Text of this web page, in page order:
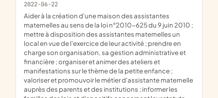
2022-06-22
aider à la création d'une maison des assistantes
maternelles au sens de la loi n°2010-625 du 9 juin 2010 ;
mettre à disposition des assistantes maternelles un
local en vue de l'exercice de leur activité ; prendre en
charge son organisation, sa gestion administrative et
financière ; organiser et animer des ateliers et
manifestations sur le thème de la petite enfance ;
valoriser et promouvoir le métier d'assistante maternelle
auprès des parents et des institutions ; informer les